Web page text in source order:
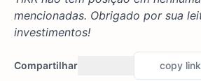
mencionadas. Obrigado por sua
investimentos!
Compartilhar copy link